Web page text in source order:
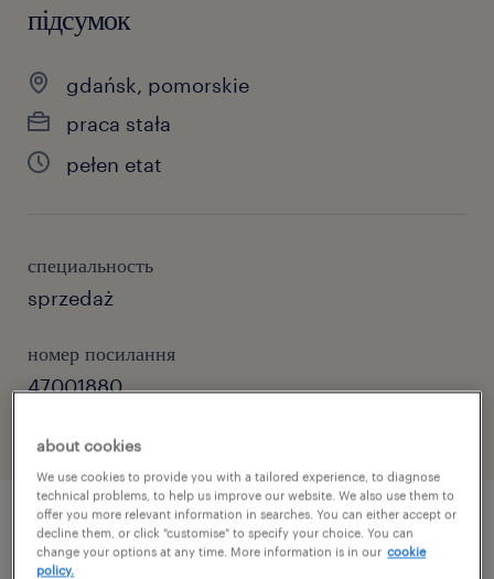
підсумок
gdańsk, pomorskie
praca stała
pełen etat
специальность
sprzedaż
номер посилання
47001880
описание должности
about cookies
We use cookies to provide you with a tailored experience, to diagnose
technical problems, to help us improve our website. We also use them to
offer you more relevant information in searches. You can either accept or
decline them, or click "customise" to specify your choice. You can
change your options at any time. More information is in our cookie
policy.